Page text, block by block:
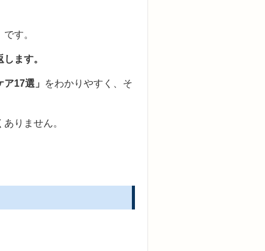
です。
ます。
17選」
をわかりやすく、そ
りません。